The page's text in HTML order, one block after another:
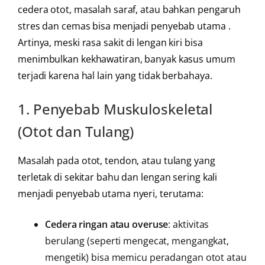
cedera otot, masalah saraf, atau bahkan pengaruh
stres dan cemas bisa menjadi penyebab utama .
Artinya, meski rasa sakit di lengan kiri bisa
menimbulkan kekhawatiran, banyak kasus umum
terjadi karena hal lain yang tidak berbahaya.
1. Penyebab Muskuloskeletal
(Otot dan Tulang)
Masalah pada otot, tendon, atau tulang yang
terletak di sekitar bahu dan lengan sering kali
menjadi penyebab utama nyeri, terutama:
Cedera ringan atau overuse: aktivitas
berulang (seperti mengecat, mengangkat,
mengetik) bisa memicu peradangan otot atau